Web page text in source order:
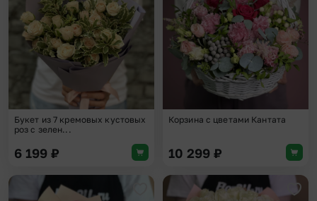
Букет из 7 кремовых кустовых
роз с зелен...
6 199 ₽
Корзина с цветами Кантата
10 299 ₽